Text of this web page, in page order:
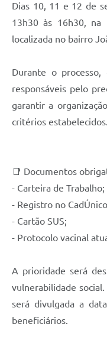
Dias 10, 11 e 12 de
13h30 às 16h30, na
localizada no bairro
Durante o
responsáveis pelo
garantir a
critérios estabelecidos.
📑 Documentos
- Carteira de Trabalho;
- Registro no
- Cartão SUS;
- Protocolo vacinal
A prioridade será
vulnerabilidade
será divulgada a
beneficiários.